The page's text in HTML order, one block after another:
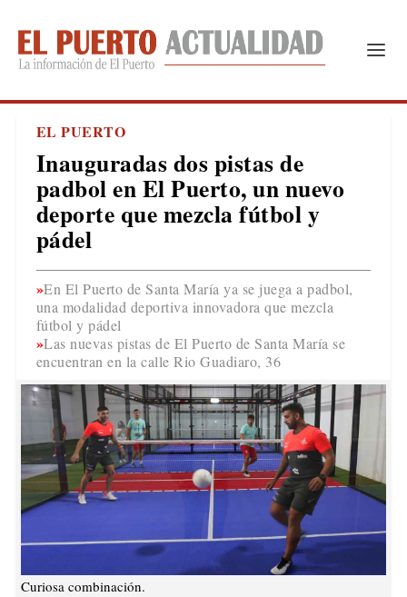
EL PUERTO
Inauguradas dos pistas de
padbol en El Puerto, un nuevo
deporte que mezcla fútbol y
pádel
En El Puerto de Santa María ya se juega a padbol,
una modalidad deportiva innovadora que mezcla
fútbol y pádel
Las nuevas pistas de El Puerto de Santa María se
encuentran en la calle Rio Guadiaro, 36
Curiosa combinación.